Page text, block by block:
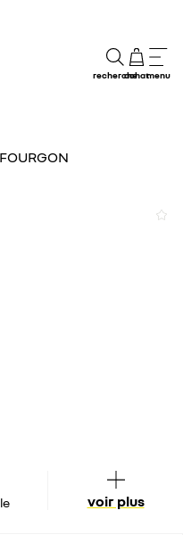
rechercheachatmenu
voir plus